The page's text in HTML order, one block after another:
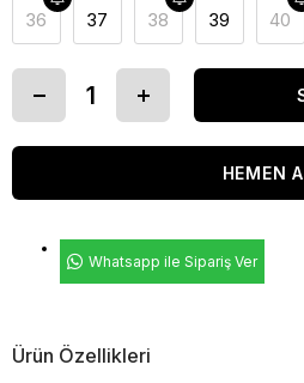
36 37 38 39 40
Whatsapp ile Sipariş Ver
Ürün Özellikleri